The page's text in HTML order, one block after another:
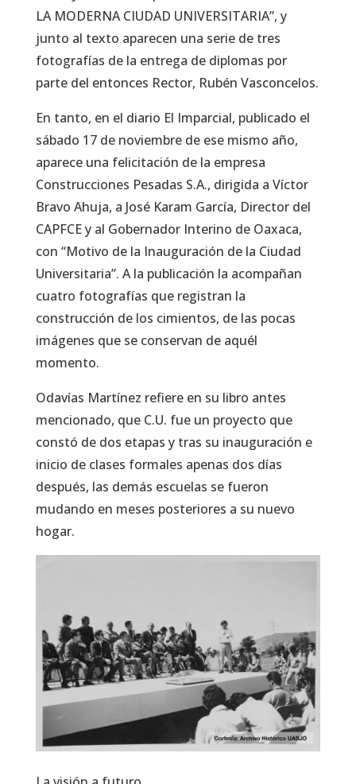
LA MODERNA CIUDAD UNIVERSITARIA”, y
junto al texto aparecen una serie de tres
fotografías de la entrega de diplomas por
parte del entonces Rector, Rubén Vasconcelos.
En tanto, en el diario El Imparcial, publicado el
sábado 17 de noviembre de ese mismo año,
aparece una felicitación de la empresa
Construcciones Pesadas S.A., dirigida a Víctor
Bravo Ahuja, a José Karam García, Director del
CAPFCE y al Gobernador Interino de Oaxaca,
con “Motivo de la Inauguración de la Ciudad
Universitaria”. A la publicación la acompañan
cuatro fotografías que registran la
construcción de los cimientos, de las pocas
imágenes que se conservan de aquél
momento.
Odavías Martínez refiere en su libro antes
mencionado, que C.U. fue un proyecto que
constó de dos etapas y tras su inauguración e
inicio de clases formales apenas dos días
después, las demás escuelas se fueron
mudando en meses posteriores a su nuevo
hogar.